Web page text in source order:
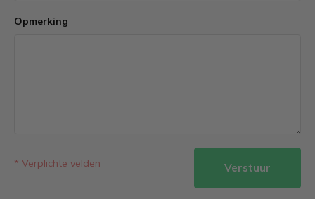
Opmerking
* Verplichte velden Verstuur